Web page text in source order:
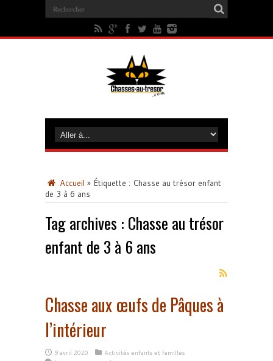
Accueil » Étiquette : Chasse au trésor enfant
de 3 à 6 ans
Tag archives : Chasse au trésor
enfant de 3 à 6 ans
Chasse aux œufs de Pâques à
l’intérieur
9 avril 2020
Activités enfants et familles